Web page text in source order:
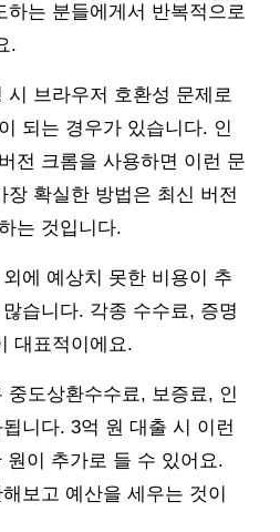
하는 분들에게서 반복적으로
.
시 브라우저 호환성 문제로
되는 경우가 있습니다. 인
전 크롬을 사용하면 이런 문
확실한 방법은 최신 버전
는 것입니다.
에 예상치 못한 비용이 추
습니다. 각종 수수료, 증명
대표적이에요.
중도상환수수료, 보증료, 인
니다. 3억 원 대출 시 이런
원이 추가로 들 수 있어요.
보고 예산을 세우는 것이